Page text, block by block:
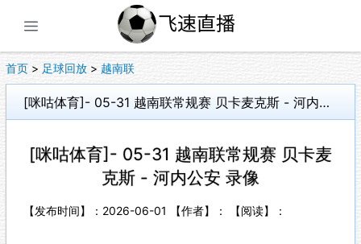
首页 > 足球回放 > 越南联
[咪咕体育]- 05-31 越南联常规赛 贝卡麦克斯 - 河内公安 录像
[咪咕体育]- 05-31 越南联常规赛 贝卡麦
克斯 - 河内公安 录像
【发布时间】：2026-06-01 【作者】： 【阅读】：